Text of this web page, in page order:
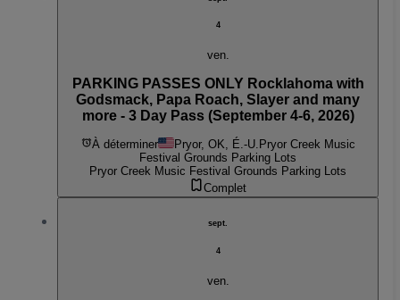
4
ven.
PARKING PASSES ONLY Rocklahoma with
Godsmack, Papa Roach, Slayer and many
more - 3 Day Pass (September 4-6, 2026)
À déterminer Pryor, OK, É.-U. Pryor Creek Music
Festival Grounds Parking Lots
Pryor Creek Music Festival Grounds Parking Lots
Complet
sept.
4
ven.